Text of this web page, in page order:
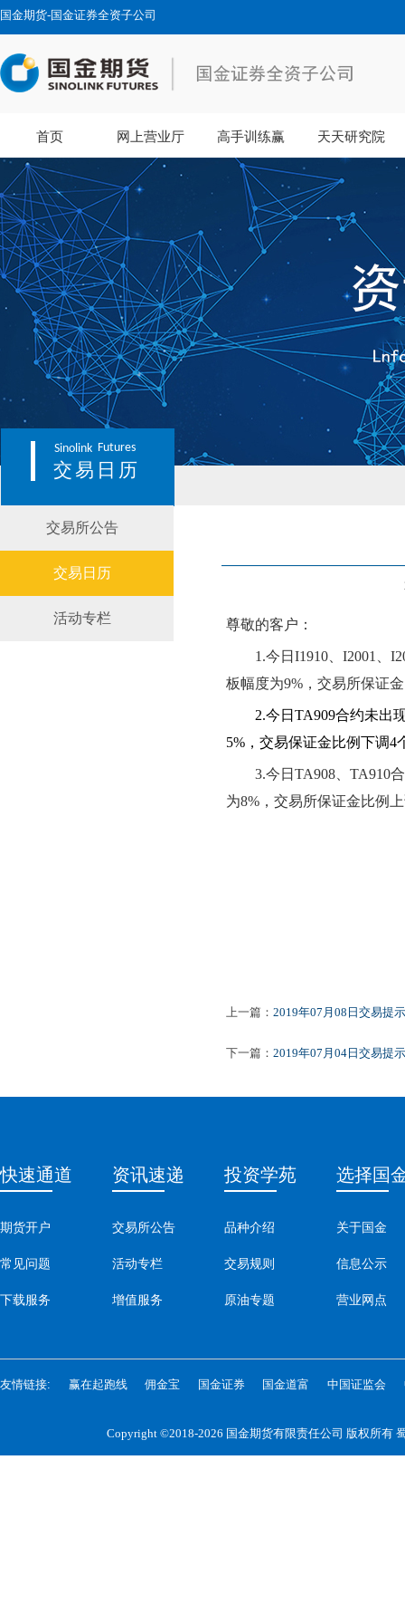
国金期货-国金证券全资子公司
首页 网上营业厅 高手训练赢 天天研究院
Sinolink Futures
交易日历
交易所公告
交易日历
活动专栏 尊敬的客户：
1.今日 I1910、I2001、
板幅度为9%，交易所保证
2.今日 TA909合约未出
5%，交易保证金比例下调4
3.今日 TA908、TA910
为8%，交易所保证金比例
上一篇： 2019年07月08日交易提示
下一篇： 2019年07月04日交易提示
快速通道
期货开户
常见问题
下载服务
资讯速递
交易所公告
活动专栏
增值服务
投资学苑
品种介绍
交易规则
原油专题
选择国
关于国金
信息公示
营业网点
友情链接: 赢在起跑线 佣金宝 国金证券 国金道富 中国证监会
Copyright ©2018-2026 国金期货有限责任公司 版权所有